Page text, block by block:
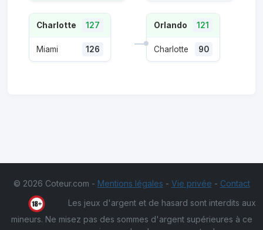
Charlotte 127
Miami 126
Orlando 121
Charlotte 90
© 2026 Coteur.com - Mentions légales - Vie privée - Contact
Les jeux d'argent et de hasard sont interdits aux
mineurs. Ne misez pas des sommes d'argent supérieures à ce